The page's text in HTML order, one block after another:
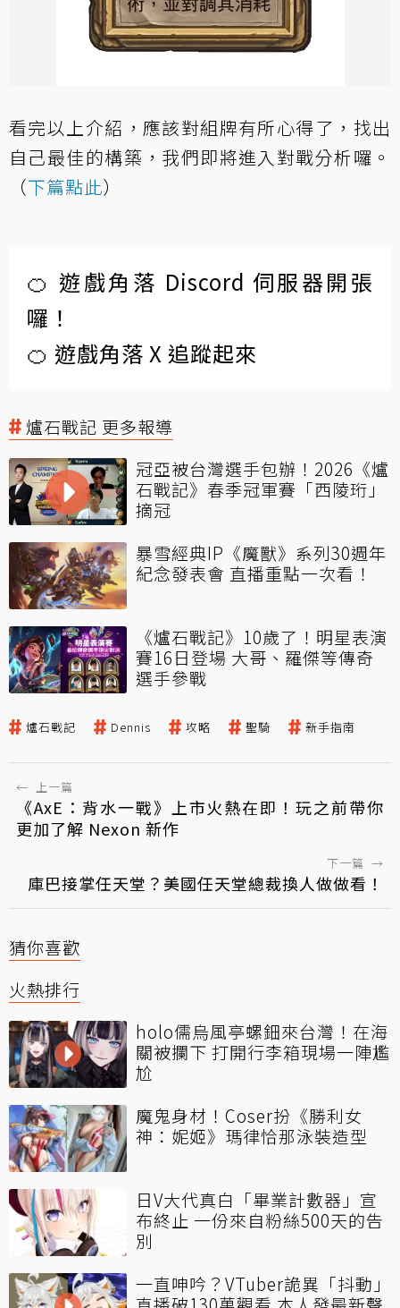
看完以上介紹，應該對組牌有所心得了，找出
自己最佳的構築，我們即將進入對戰分析囉。
（下篇點此）
🍊 遊戲角落 Discord 伺服器開張
囉！
🍊 遊戲角落 X 追蹤起來
爐石戰記 更多報導
冠亞被台灣選手包辦！2026《爐
石戰記》春季冠軍賽「西陵珩」
摘冠
暴雪經典IP《魔獸》系列30週年
紀念發表會 直播重點一次看！
《爐石戰記》10歲了！明星表演
賽16日登場 大哥、羅傑等傳奇
選手參戰
爐石戰記 Dennis 攻略 聖騎 新手指南
← 上一篇
《AxE：背水一戰》上市火熱在即！玩之前帶你
更加了解 Nexon 新作
下一篇 →
庫巴接掌任天堂？美國任天堂總裁換人做做看！
猜你喜歡
火熱排行
holo儒烏風亭螺鈿來台灣！在海
關被攔下 打開行李箱現場一陣尷
尬
魔鬼身材！Coser扮《勝利女
神：妮姬》瑪律恰那泳裝造型
日V大代真白「畢業計數器」宣
布終止 一份來自粉絲500天的告
別
一直呻吟？VTuber詭異「抖動」